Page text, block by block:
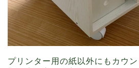
プリンター用の紙以外にもカウ